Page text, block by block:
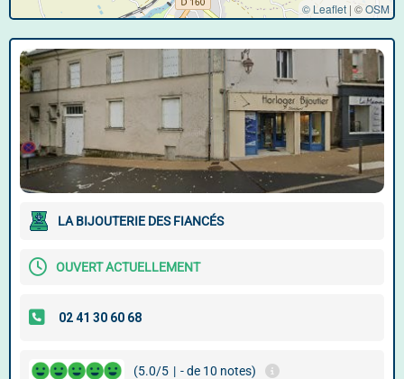
© Leaflet | ©OSM
LA BIJOUTERIE DES FIANCÉS
OUVERT ACTUELLEMENT
(5.0/5 | - de 10 notes)